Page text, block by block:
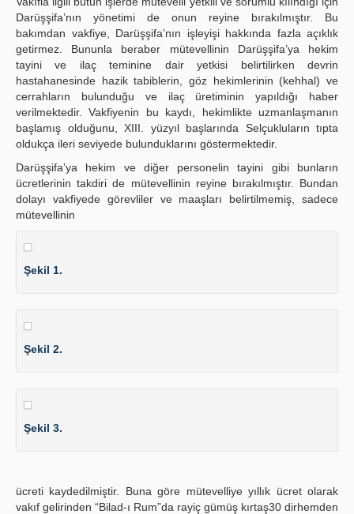
Darüşşifa’nın yönetimi de onun reyine bırakılmıştır. Bu
bakımdan vakfiye, Darüşşifa’nın işleyişi hakkında fazla açıklık
getirmez. Bununla beraber mütevellinin Darüşşifa’ya hekim
tayini ve ilaç teminine dair yetkisi belirtilirken devrin
hastahanesinde hazik tabiblerin, göz hekimlerinin (kehhal) ve
cerrahların bulunduğu ve ilaç üretiminin yapıldığı haber
verilmektedir. Vakfiyenin bu kaydı, hekimlikte uzmanlaşmanın
başlamış olduğunu, XIII. yüzyıl başlarında Selçukluların tıpta
oldukça ileri seviyede bulunduklarını göstermektedir.
Darüşşifa’ya hekim ve diğer personelin tayini gibi bunların
ücretlerinin takdiri de mütevellinin reyine bırakılmıştır. Bundan
dolayı vakfiyede görevliler ve maaşları belirtilmemiş, sadece
mütevellinin
Şekil 1.
Şekil 2.
Şekil 3.
ücreti kaydedilmiştir. Buna göre mütevelliye yıllık ücret olarak
vakıf gelirinden “Bilad-ı Rum”da rayiç gümüş kırtaş30 dirhemden